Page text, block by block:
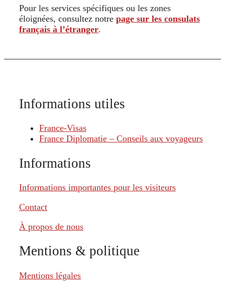
Pour les services spécifiques ou les zones
éloignées, consultez notre page sur les consulats
français à l’étranger.
Informations utiles
France-Visas
France Diplomatie – Conseils aux voyageurs
Informations
Informations importantes pour les visiteurs
Contact
À propos de nous
Mentions & politique
Mentions légales